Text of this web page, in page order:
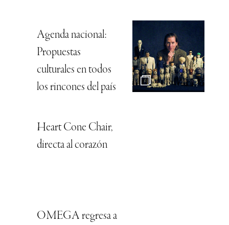
Agenda nacional:
Propuestas
culturales en todos
los rincones del país
Heart Cone Chair,
directa al corazón
OMEGA regresa a